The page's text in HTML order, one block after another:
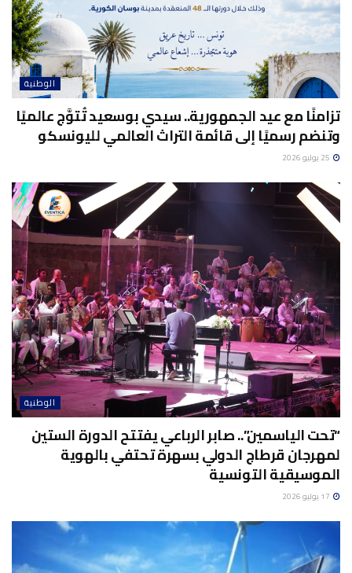
الوطنية
تزامنًا مع عيد الجمهورية.. سيدي بوسعيد تُتوَّج عالميًا
وتنضم رسميًا إلى قائمة التراث العالمي لليونسكو
الوطنية
“تحت الياسمين”.. صابر الرباعي يفتتح الدورة الستين
لمهرجان قرطاج الدولي بسهرة تحتفي بالهوية
الموسيقية التونسية